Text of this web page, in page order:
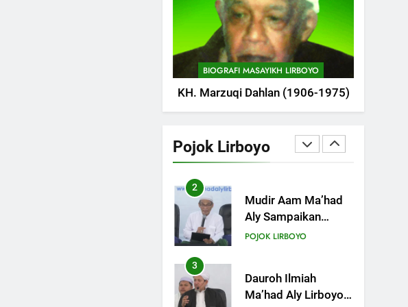
BIOGRAFI MASAYIKH LIRBOYO
KH. Marzuqi Dahlan (1906-1975)
Pojok Lirboyo
Tam-Taman Lirboyo:
MHM dan Ma’had
Aly Gelar Koreksian
Kitab Semester
Ganjil
POJOK LIRBOYO
2
Aly Sampaikan
Pentingnya
Dauroh Ilmiah
POJOK LIRBOYO
3
Dauroh Ilmiah
Ma’had Aly Lirboyo
Bahas Metode
Hadis Dhaif.
POJOK LIRBOYO
4
Dauroh Ilmiah &
Sanadan Kitab Al-